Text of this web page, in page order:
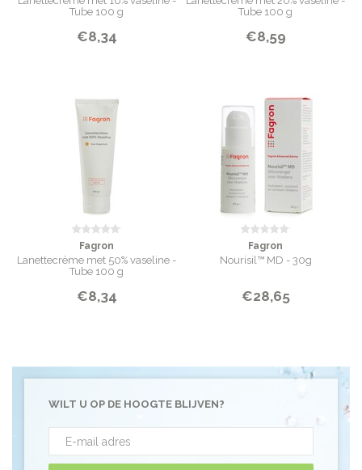
Tube 100 g
€8,34
Tube 100 g
€8,59
Fagron
Lanettecrème met 50% vaseline -
Tube 100 g
€8,34
Fagron
Nourisil™ MD - 30g
€28,65
WILT U OP DE HOOGTE BLIJVEN?